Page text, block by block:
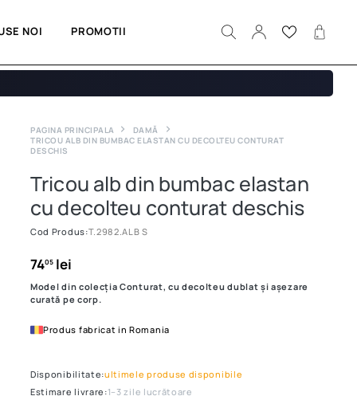
NOI PROMOTII
PAGINA PRINCIPALA
DAMĂ
TRICOU ALB DIN BUMBAC ELASTAN CU DECOLTEU CONTURAT
DESCHIS
Tricou alb din bumbac elastan
cu decolteu conturat deschis
Cod Produs:T.2982.ALB S
7405lei
Model din colecția Conturat, cu decolteu dublat și așezare
curată pe corp.
Produs fabricat in Romania
Disponibilitate:ultimele produse disponibile
Estimare livrare:1–3 zile lucrătoare